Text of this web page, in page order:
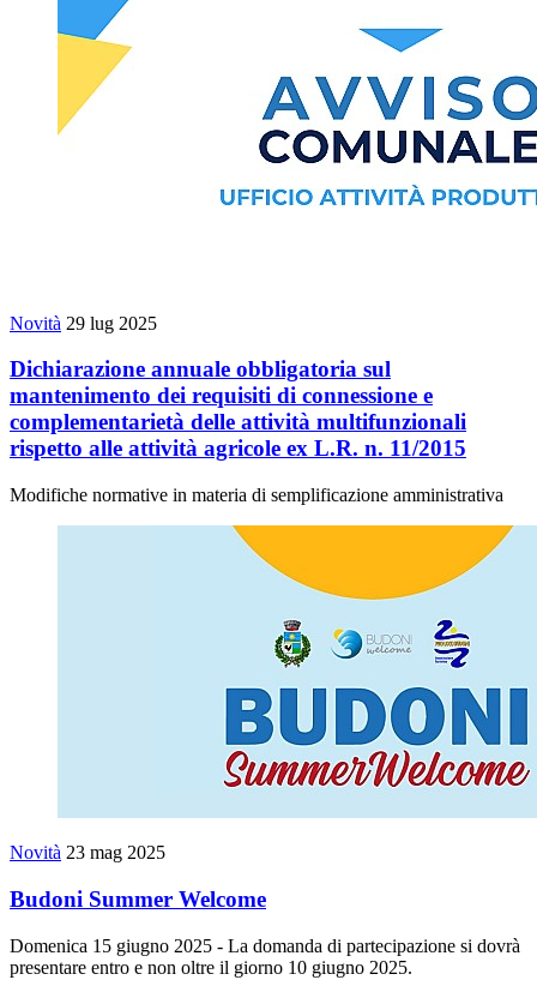
Novità 29 lug 2025
Dichiarazione annuale obbligatoria sul
mantenimento dei requisiti di connessione e
complementarietà delle attività multifunzionali
rispetto alle attività agricole ex L.R. n. 11/2015
Modifiche normative in materia di semplificazione amministrativa
Novità 23 mag 2025
Budoni Summer Welcome
Domenica 15 giugno 2025 - La domanda di partecipazione si dovrà
presentare entro e non oltre il giorno 10 giugno 2025.